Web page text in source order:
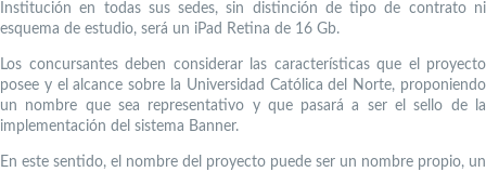
Institución en todas sus sedes, sin distinción de tipo de contrato ni
esquema de estudio, será un iPad Retina de 16 Gb.
Los concursantes deben considerar las características que el proyecto
posee y el alcance sobre la Universidad Católica del Norte, proponiendo
un nombre que sea representativo y que pasará a ser el sello de la
implementación del sistema Banner.
En este sentido, el nombre del proyecto puede ser un nombre propio, un